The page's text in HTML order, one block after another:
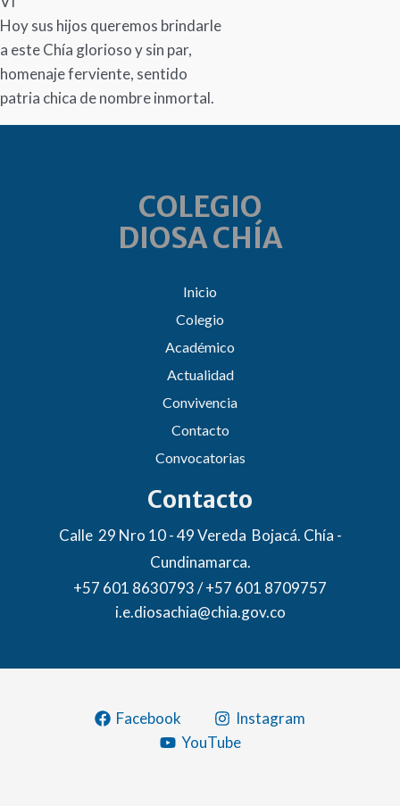
Hoy sus hijos queremos brindarle
a este Chía glorioso y sin par,
homenaje ferviente, sentido
patria chica de nombre inmortal.
COLEGIO
DIOSA CHÍA
Inicio
Colegio
Académico
Actualidad
Convivencia
Contacto
Convocatorias
Contacto
Calle 29 Nro 10 - 49 Vereda Bojacá. Chía -
Cundinamarca.
+57 601 8630793 / +57 601 8709757
i.e.diosachia@chia.gov.co
Facebook
Instagram
YouTube